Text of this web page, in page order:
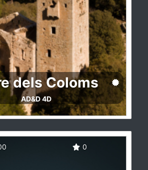
la más emblemática de las
somedanas.
dels Coloms
AD&D 4D
Coloms se sitúa en el
Santa María de la Murta de
0